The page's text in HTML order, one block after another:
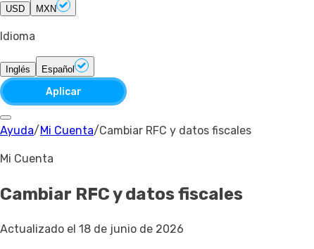
USD MXN
Idioma
Inglés Español
Aplicar
Ayuda/Mi Cuenta/Cambiar RFC y datos fiscales
Mi Cuenta
Cambiar RFC y datos fiscales
Actualizado el 18 de junio de 2026